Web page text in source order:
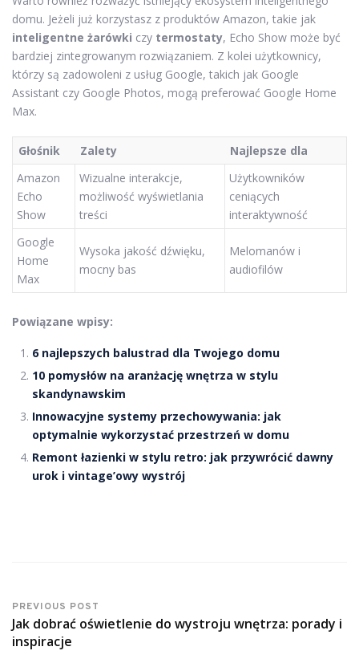
domu. Jeżeli już korzystasz z produktów Amazon, takie jak
inteligentne żarówki czy termostaty, Echo Show może być
bardziej zintegrowanym rozwiązaniem. Z kolei użytkownicy,
którzy są zadowoleni z usług Google, takich jak Google
Assistant czy Google Photos, mogą preferować Google Home
Max.
Głośnik Zalety
Najlepsze dla
Amazon
Echo
Show
Wizualne interakcje,
możliwość wyświetlania
treści
Użytkowników
ceniących
interaktywność
Google
Home
Max
Wysoka jakość dźwięku,
mocny bas
Melomanów i
audiofilów
Powiązane wpisy:
6 najlepszych balustrad dla Twojego domu
10 pomysłów na aranżację wnętrza w stylu
skandynawskim
Innowacyjne systemy przechowywania: jak
optymalnie wykorzystać przestrzeń w domu
Remont łazienki w stylu retro: jak przywrócić dawny
urok i vintage’owy wystrój
PREVIOUS POST
Jak dobrać oświetlenie do wystroju wnętrza: porady i
inspiracje